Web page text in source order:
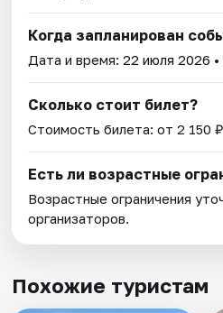
Когда запланирован
Дата и время:22 июля 2026
Сколько стоит билет?
Стоимость билета: от 2 150
Есть ли возрастные
Возрастные ограничения
организаторов.
Похожие туристам